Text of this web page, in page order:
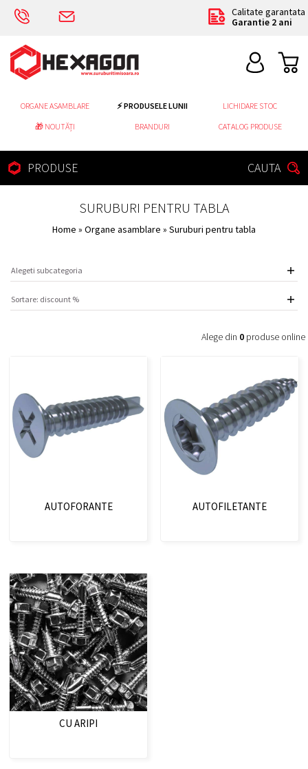
Calitate garantata
Garantie 2 ani
ORGANE ASAMBLARE ⚡ PRODUSELE LUNII
LICHIDARE STOC
🎁 NOUTĂȚI
BRANDURI CATALOG PRODUSE
PRODUSE CAUTA
SURUBURI PENTRU TABLA
Home » Organe asamblare » Suruburi pentru tabla
Alege din 0produse online
AUTOFORANTE AUTOFILETANTE
CU ARIPI